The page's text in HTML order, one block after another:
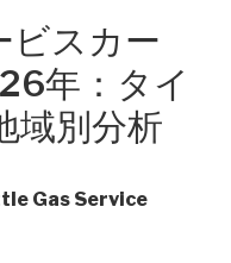
ビスカー
年：タイ
域別分析
Gas Service